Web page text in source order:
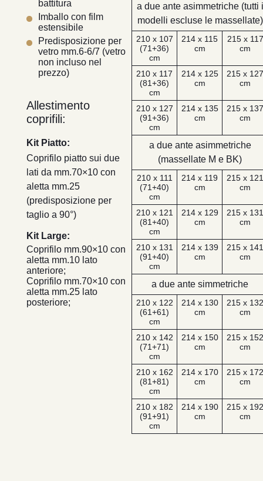
a due ante asimmetriche (tutti i
modelli escluse le massellate)
210 x 107
(71+36)
cm
214 x 115
cm
215 x 117
cm
210 x 117
(81+36)
cm
214 x 125
cm
215 x
cm
210 x 127
(91+36)
cm
214 x 135
cm
215 x
cm
a due ante asimmetriche
(massellate M e BK)
210 x 111
(71+40)
cm
214 x 119
cm
215 x
cm
210 x 121
(81+40)
cm
214 x 129
cm
215 x
cm
210 x 131
(91+40)
cm
214 x 139
cm
215 x
cm
a due ante simmetriche
210 x 122
(61+61)
cm
214 x 130
cm
215 x
cm
210 x 142
(71+71)
cm
214 x 150
cm
215 x
cm
210 x 162
(81+81)
cm
214 x 170
cm
215 x
cm
210 x 182
(91+91)
cm
214 x 190
cm
215 x
cm
battitura
Imballo con film
estensibile
Predisposizione per
vetro mm.6-6/7 (vetro
non incluso nel
prezzo)
Allestimento
coprifili:
Kit Piatto:
Coprifilo piatto sui due
lati da mm.70×10 con
aletta mm.25
(predisposizione per
taglio a 90°)
Kit Large:
Coprifilo mm.90×10 con
aletta mm.10 lato
anteriore;
Coprifilo mm.70×10 con
aletta mm.25 lato
posteriore;